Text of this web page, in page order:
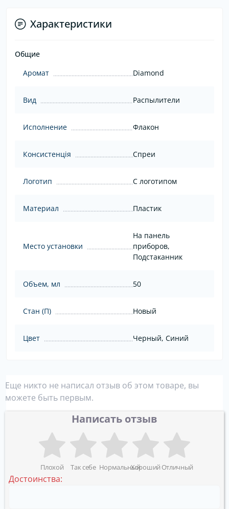
Характеристики
Общие
Аромат
Diamond
Вид Распылители
Исполнение Флакон
Консистенція Спреи
Логотип С логотипом
Материал Пластик
Место установки
На панель
приборов,
Подстаканник
Объем, мл 50
Стан (П) Новый
Цвет Черный, Синий
Еще никто не написал отзыв об этом товаре, вы
можете быть первым.
Написать отзыв
Плохой Так себе НормальныйХороший Отличный
Достоинства: